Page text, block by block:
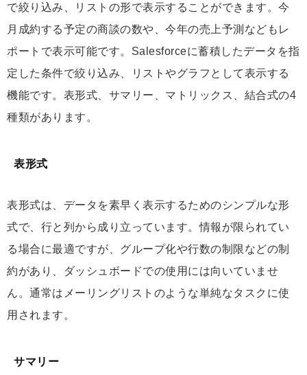
で絞り込み、リストの形で表示することができます。今
月成約する予定の商談の数や、今年の売上予測などもレ
ポートで表示可能です。Salesforceに蓄積したデータを指
定した条件で絞り込み、リストやグラフとして表示する
機能です。表形式、サマリー、マトリックス、結合式の4
種類があります。
表形式
表形式は、データを素早く表示するためのシンプルな形
式で、行と列から成り立っています。情報が限られてい
る場合に最適ですが、グループ化や行数の制限などの制
約があり、ダッシュボードでの使用には向いていませ
ん。通常はメーリングリストのような単純なタスクに使
用されます。
サマリー